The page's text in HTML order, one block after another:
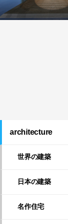
architecture
世界の建築
日本の建築
名作住宅